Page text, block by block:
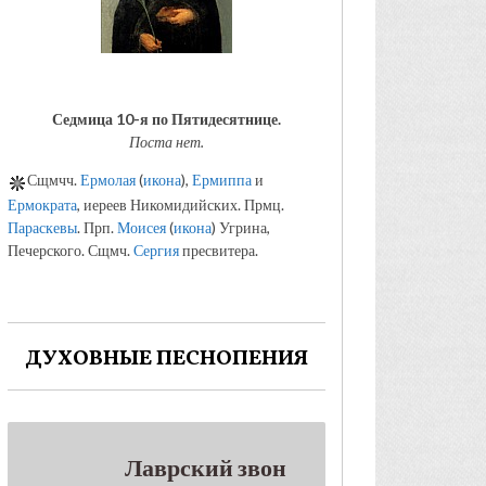
Седмица 10-я по Пятидесятнице.
Поста нет.
Сщмчч.Ермолая(икона), Ермиппаи
Ермократа, иереев Никомидийских. Прмц.
Параскевы. Прп.Моисея(икона) Угрина,
Печерского. Сщмч.Сергияпресвитера.
ДУХОВНЫЕ ПЕСНОПЕНИЯ
Лаврский звон